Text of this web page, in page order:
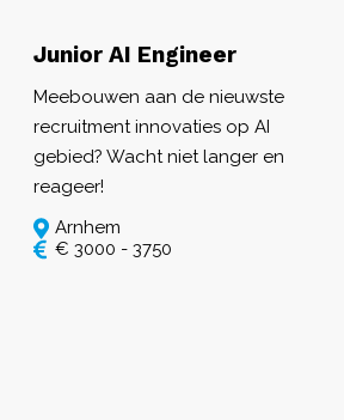
Junior AI Engineer
Meebouwen aan de nieuwste
recruitment innovaties op AI
gebied? Wacht niet langer en
reageer!
Arnhem
€ 3000 - 3750